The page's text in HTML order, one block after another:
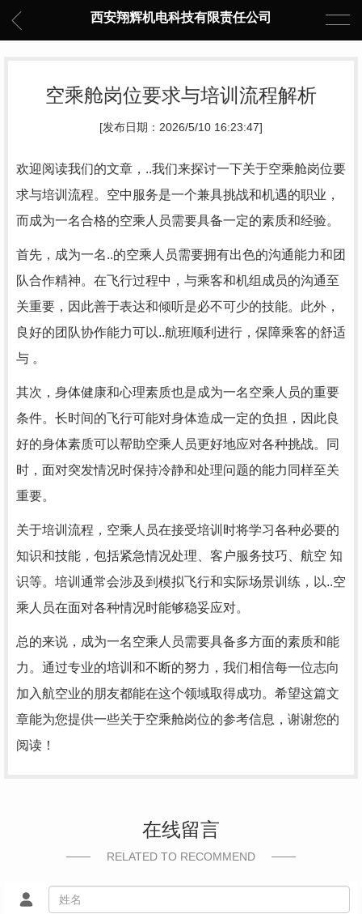
西安翔辉机电科技有限责任公司
空乘舱岗位要求与培训流程解析
[发布日期：2026/5/10 16:23:47]
欢迎阅读我们的文章，..我们来探讨一下关于空乘舱岗位要
求与培训流程。空中服务是一个兼具挑战和机遇的职业，
而成为一名合格的空乘人员需要具备一定的素质和经验。
首先，成为一名..的空乘人员需要拥有出色的沟通能力和团
队合作精神。在飞行过程中，与乘客和机组成员的沟通至
关重要，因此善于表达和倾听是必不可少的技能。此外，
良好的团队协作能力可以..航班顺利进行，保障乘客的舒适
与 。
其次，身体健康和心理素质也是成为一名空乘人员的重要
条件。长时间的飞行可能对身体造成一定的负担，因此良
好的身体素质可以帮助空乘人员更好地应对各种挑战。同
时，面对突发情况时保持冷静和处理问题的能力同样至关
重要。
关于培训流程，空乘人员在接受培训时将学习各种必要的
知识和技能，包括紧急情况处理、客户服务技巧、航空 知
识等。培训通常会涉及到模拟飞行和实际场景训练，以..空
乘人员在面对各种情况时能够稳妥应对。
总的来说，成为一名空乘人员需要具备多方面的素质和能
力。通过专业的培训和不断的努力，我们相信每一位志向
加入航空业的朋友都能在这个领域取得成功。希望这篇文
章能为您提供一些关于空乘舱岗位的参考信息，谢谢您的
阅读！
在线留言
RELATED TO RECOMMEND